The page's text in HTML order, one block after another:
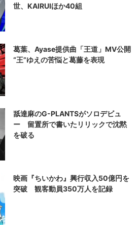
世、KAIRUIほか40組
葛葉、Ayase提供曲「王道」MV公開
“王”ゆえの苦悩と葛藤を表現
舐達麻のG-PLANTSがソロデビュ
ー 留置所で書いたリリックで沈黙
を破る
映画『ちいかわ』興行収入50億円を
突破 観客動員350万人を記録